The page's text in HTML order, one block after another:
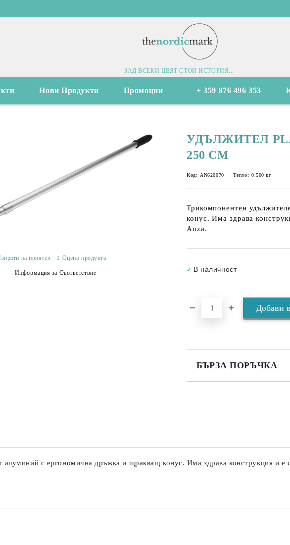
ЗАД ВСЕКИ ЦВЯТ СТОИ ИСТОРИЯ...
Нови Продукти Промоции + 359 876 496 353
УДЪЛЖИТЕЛ
250 CM
Код: AN620070 Тегло: 0.500 кг
Трикомпонентен
конус. Има здрава
Anza.
✓ В наличност
БЪРЗА ПОРЪЧКА
на приятел Оцени продукта
Информация за Съответствие
алуминий с ергономична дръжка и щракващ конус. Има здрава конструкция и е